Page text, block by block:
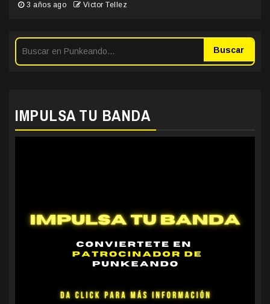
3 años ago Victor Tellez
Buscar
IMPULSA TU BANDA